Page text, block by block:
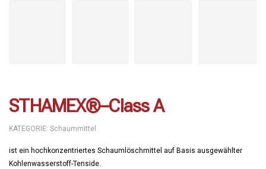
STHAMEX®–Class A
KATEGORIE: Schaummittel
ist ein hochkonzentriertes Schaumlöschmittel auf Basis ausgewählter
Kohlenwasserstoff-Tenside.